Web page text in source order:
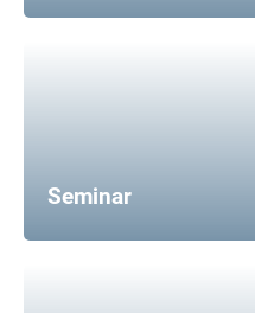
Seminar